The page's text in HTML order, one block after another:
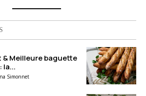
Meilleure baguette
la...
Simonnet